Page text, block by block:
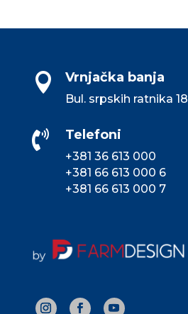
 Vrnjačka banja
Bul. srpskih ratnika 18
 Telefoni
+381 36 613 000
+381 66 613 000 6
+381 66 613 000 7